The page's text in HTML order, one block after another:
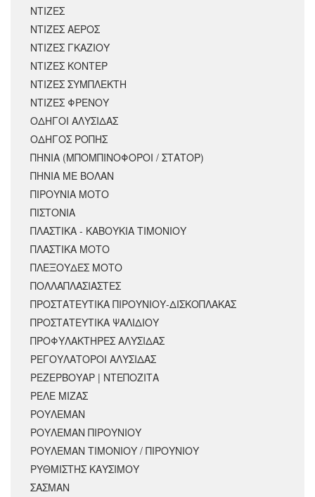
ΝΤΙΖΕΣ
ΝΤΙΖΕΣ ΑΕΡΟΣ
ΝΤΙΖΕΣ ΓΚΑΖΙΟΥ
ΝΤΙΖΕΣ ΚΟΝΤΕΡ
ΝΤΙΖΕΣ ΣΥΜΠΛΕΚΤΗ
ΝΤΙΖΕΣ ΦΡΕΝΟΥ
ΟΔΗΓΟΙ ΑΛΥΣΙΔΑΣ
ΟΔΗΓΟΣ ΡΟΠΗΣ
ΠΗΝΙΑ (ΜΠΟΜΠΙΝΟΦΟΡΟΙ / ΣΤΑΤΟΡ)
ΠΗΝΙΑ ΜΕ ΒΟΛΑΝ
ΠΙΡΟΥΝΙΑ ΜΟΤΟ
ΠΙΣΤΟΝΙΑ
ΠΛΑΣΤΙΚΑ - ΚΑΒΟΥΚΙΑ ΤΙΜΟΝΙΟΥ
ΠΛΑΣΤΙΚΑ ΜΟΤΟ
ΠΛΕΞΟΥΔΕΣ ΜΟΤΟ
ΠΟΛΛΑΠΛΑΣΙΑΣΤΕΣ
ΠΡΟΣΤΑΤΕΥΤΙΚΑ ΠΙΡΟΥΝΙΟΥ-ΔΙΣΚΟΠΛΑΚΑΣ
ΠΡΟΣΤΑΤΕΥΤΙΚΑ ΨΑΛΙΔΙΟΥ
ΠΡΟΦΥΛΑΚΤΗΡΕΣ ΑΛΥΣΙΔΑΣ
ΡΕΓΟΥΛΑΤΟΡΟΙ ΑΛΥΣΙΔΑΣ
ΡΕΖΕΡΒΟΥΑΡ | ΝΤΕΠΟΖΙΤΑ
ΡΕΛΕ ΜΙΖΑΣ
ΡΟΥΛΕΜΑΝ
ΡΟΥΛΕΜΑΝ ΠΙΡΟΥΝΙΟΥ
ΡΟΥΛΕΜΑΝ ΤΙΜΟΝΙΟΥ / ΠΙΡΟΥΝΙΟΥ
ΡΥΘΜΙΣΤΗΣ ΚΑΥΣΙΜΟΥ
ΣΑΣΜΑΝ